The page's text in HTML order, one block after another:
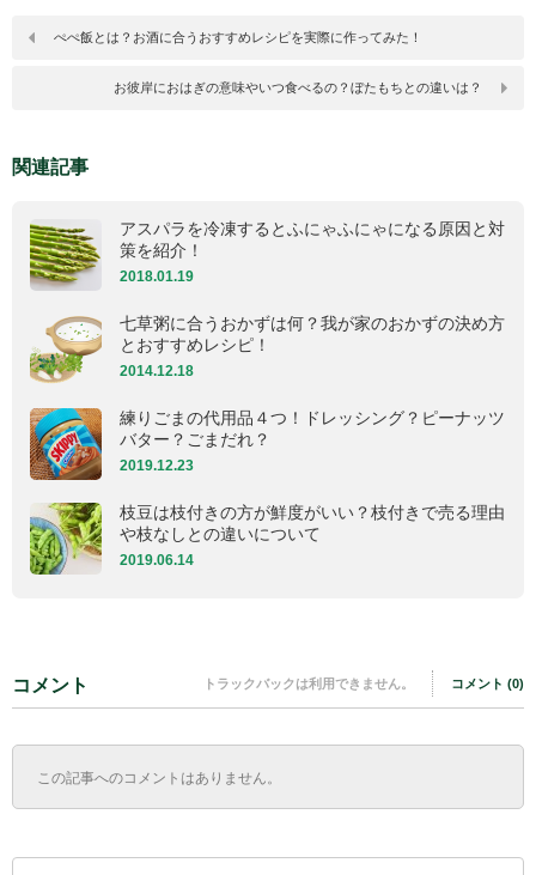
ぺぺ飯とは？お酒に合うおすすめレシピを実際に作ってみた！
お彼岸におはぎの意味やいつ食べるの？ぼたもちとの違いは？
関連記事
アスパラを冷凍するとふにゃふにゃになる原因と対
策を紹介！
2018.01.19
七草粥に合うおかずは何？我が家のおかずの決め方
とおすすめレシピ！
2014.12.18
練りごまの代用品４つ！ドレッシング？ピーナッツ
バター？ごまだれ？
2019.12.23
枝豆は枝付きの方が鮮度がいい？枝付きで売る理由
や枝なしとの違いについて
2019.06.14
コメント トラックバックは利用できません。 コメント (0)
この記事へのコメントはありません。